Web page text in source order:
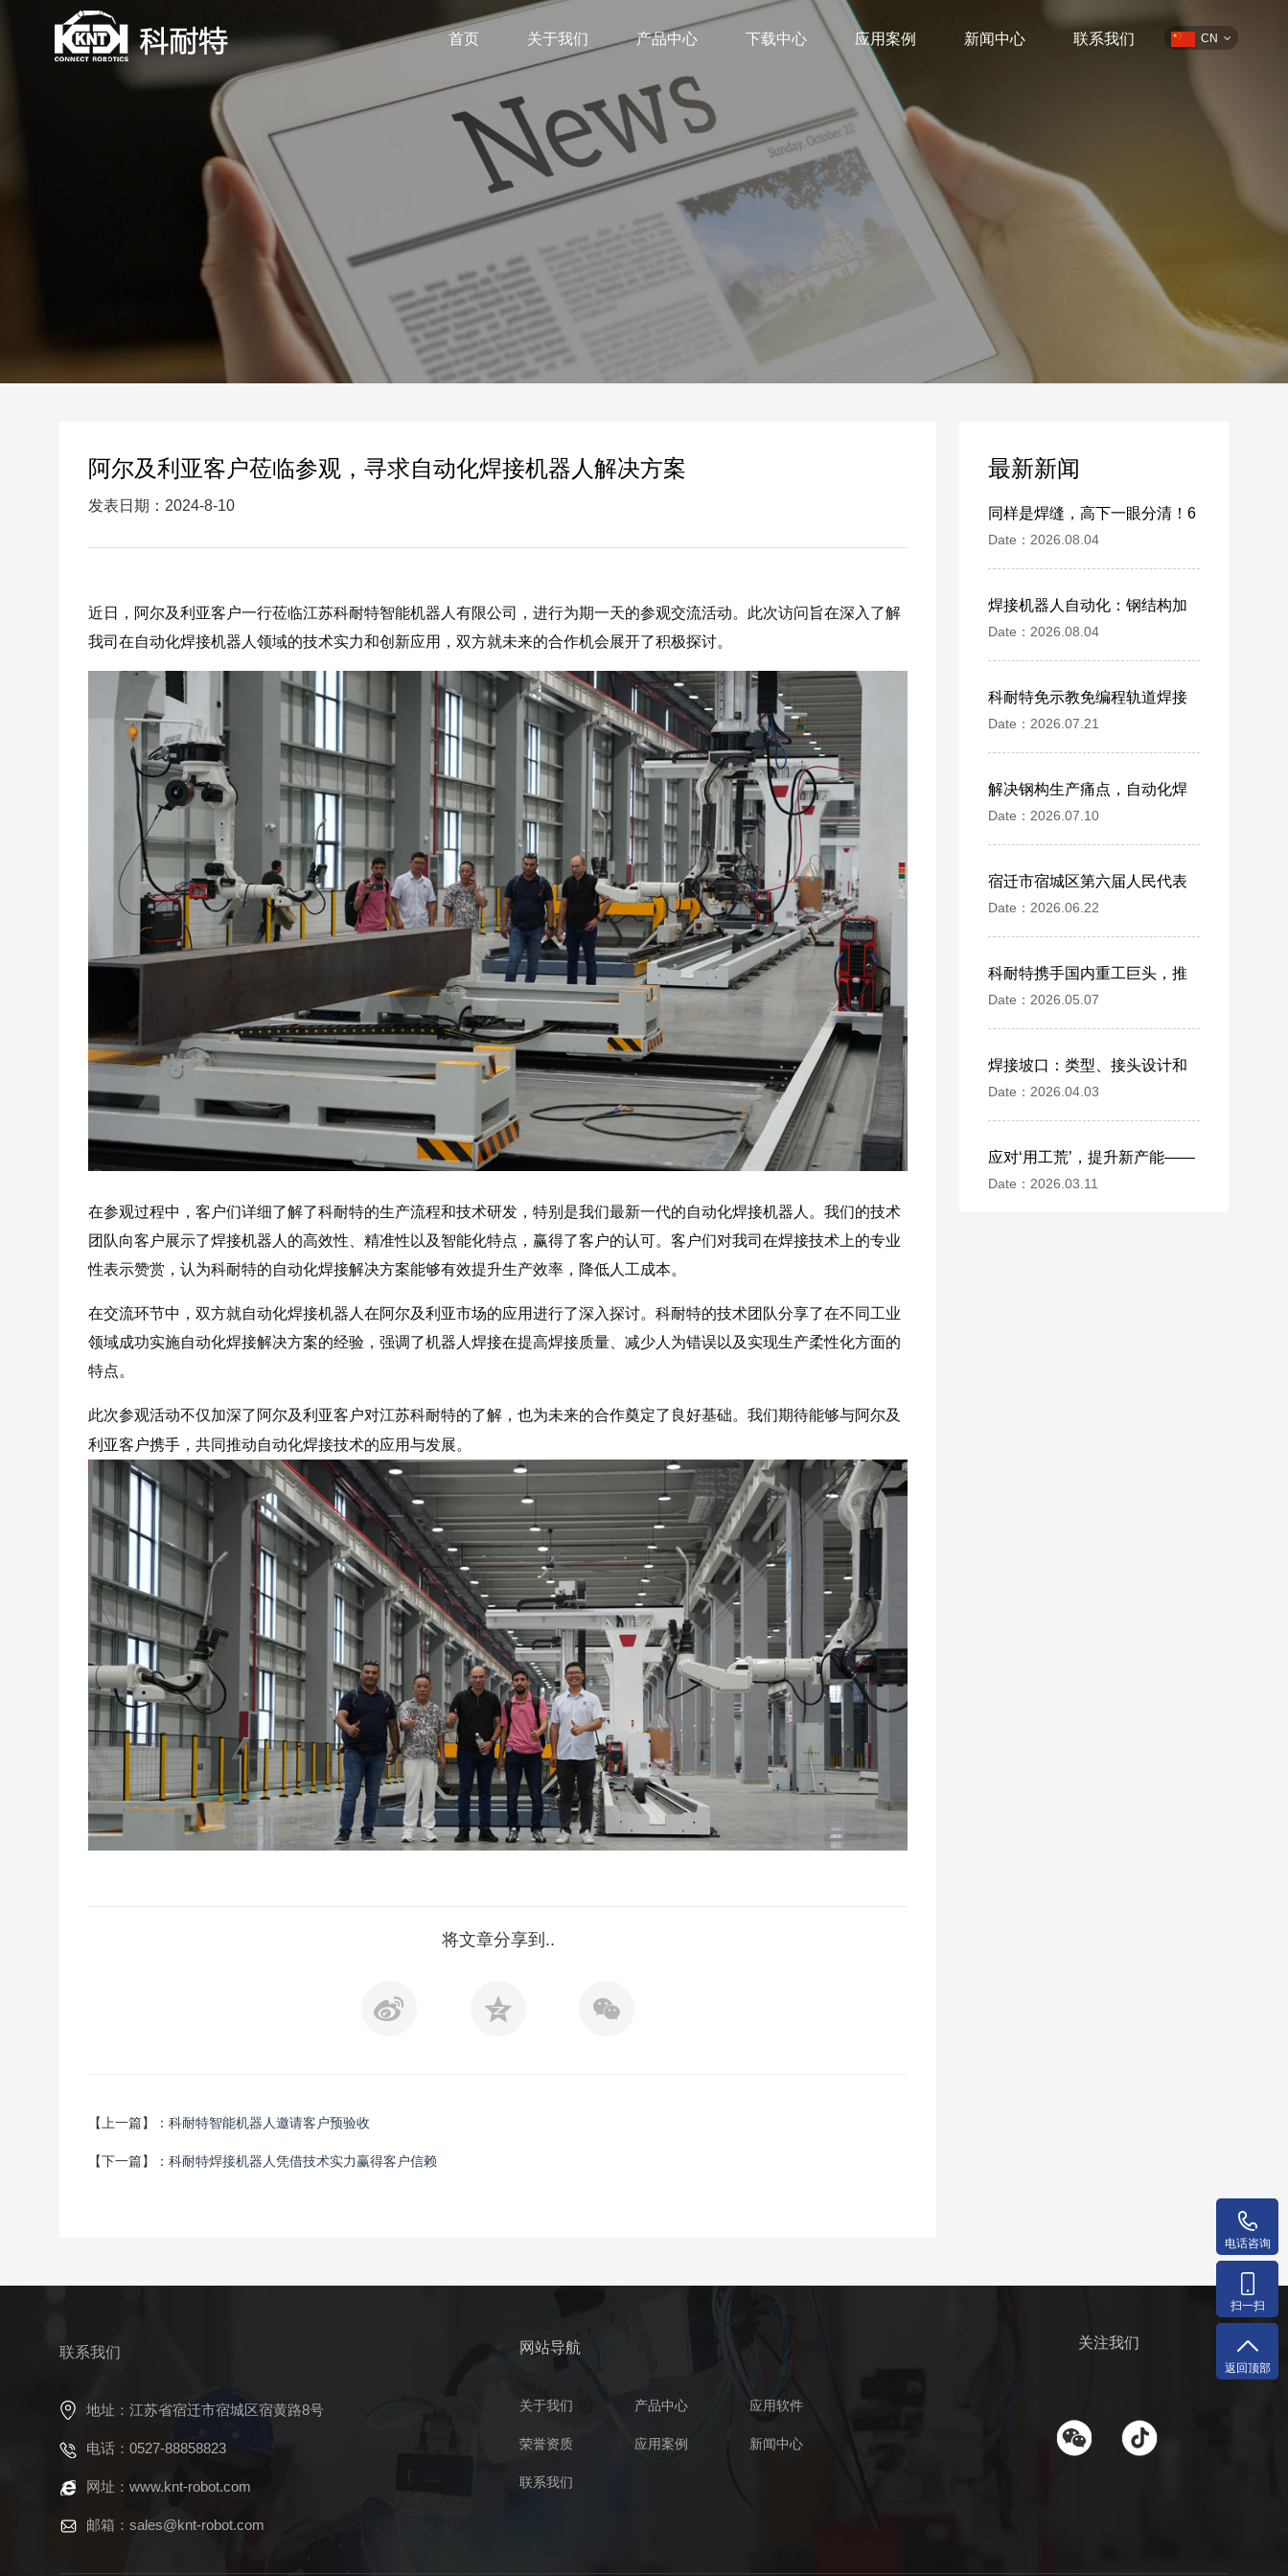
CN
首页 关于我们 产品中心 下载中心 应用案例 新闻中心 联系我们
阿尔及利亚客户莅临参观，寻求自动化焊接机器人解决方案
发表日期：2024-8-10
近日，阿尔及利亚客户一行莅临江苏科耐特智能机器人有限公司，进行为期一天的参观交流活动。此次访问旨在深入了解
我司在自动化焊接机器人领域的技术实力和创新应用，双方就未来的合作机会展开了积极探讨。
在参观过程中，客户们详细了解了科耐特的生产流程和技术研发，特别是我们最新一代的自动化焊接机器人。我们的技术
团队向客户展示了焊接机器人的高效性、精准性以及智能化特点，赢得了客户的认可。客户们对我司在焊接技术上的专业
性表示赞赏，认为科耐特的自动化焊接解决方案能够有效提升生产效率，降低人工成本。
在交流环节中，双方就自动化焊接机器人在阿尔及利亚市场的应用进行了深入探讨。科耐特的技术团队分享了在不同工业
领域成功实施自动化焊接解决方案的经验，强调了机器人焊接在提高焊接质量、减少人为错误以及实现生产柔性化方面的
特点。
此次参观活动不仅加深了阿尔及利亚客户对江苏科耐特的了解，也为未来的合作奠定了良好基础。我们期待能够与阿尔及
利亚客户携手，共同推动自动化焊接技术的应用与发展。
将文章分享到..
【上一篇】： 科耐特智能机器人邀请客户预验收
【下一篇】： 科耐特焊接机器人凭借技术实力赢得客户信赖
最新新闻
同样是焊缝，高下一眼分清！6
条焊道，你觉得哪一条强度最
Date：2026.08.04
焊接机器人自动化：钢结构加
工完整指南
Date：2026.08.04
科耐特免示教免编程轨道焊接
机器人｜绣花机床大梁外协焊
Date：2026.07.21
解决钢构生产痛点，自动化焊
接提升综合产能
Date：2026.07.10
宿迁市宿城区第六届人民代表
大会观察团莅临江苏科耐特智
Date：2026.06.22
科耐特携手国内重工巨头，推
动钢结构智能焊接技术革新
Date：2026.05.07
焊接坡口：类型、接头设计和
倒角的完整指南
Date：2026.04.03
应对‘用工荒’，提升新产能——
哈萨克斯坦代表团到访江苏科
Date：2026.03.11
联系我们
地址：江苏省宿迁市宿城区宿黄路8号
电话：0527-88858823
网址：www.knt-robot.com
邮箱：sales@knt-robot.com
网站导航
关于我们 产品中心 应用软件
荣誉资质 应用案例 新闻中心
联系我们
关注我们
电话咨询
扫一扫
返回顶部